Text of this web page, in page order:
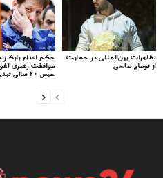
حکم اعدام بابک
موافقت رهبری
حبس ۲۰ سالی تبدیل شد
تظاهرات بین‌المللی در حمایت
از توماج صالحی